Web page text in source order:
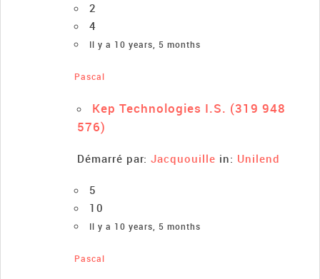
2
4
Il y a 10 years, 5 months
Pascal
Kep Technologies I.S. (319 948
576)
Démarré par: Jacquouille in: Unilend
5
10
Il y a 10 years, 5 months
Pascal